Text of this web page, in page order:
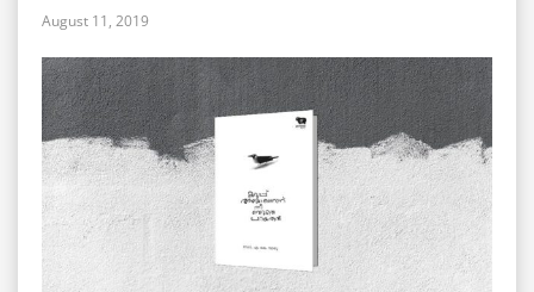
August 11, 2019